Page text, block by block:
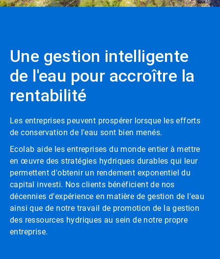
Une gestion intelligente
de l'eau pour accroître la
rentabilité
Les entreprises peuvent prospérer lorsque les efforts
de conservation de l'eau sont bien menés.​​​​​​​
Ecolab aide les entreprises du monde entier à mettre
en œuvre des stratégies hydriques durables qui leur
permettent d'obtenir un rendement exponentiel du
capital investi. Nos clients bénéficient de nos
décennies d'expérience en matière de gestion de l'eau
ainsi que de notre travail de promotion de la gestion
des ressources hydriques au sein de notre propre
entreprise.